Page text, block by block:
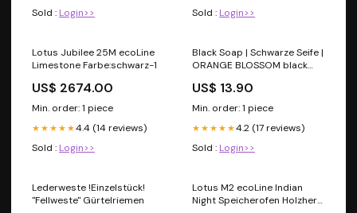
Sold : Login>>
Sold : Login>>
Lotus Jubilee 25M ecoLine
Limestone Farbe:schwarz-1
US$ 2674.00
Min. order: 1 piece
★★★★★4.4 (14 reviews)
Sold : Login>>
Black Soap | Schwarze Seife |
ORANGE BLOSSOM black
US$ 13.90
Min. order: 1 piece
★★★★★4.2 (17 reviews)
Sold : Login>>
Lederweste !Einzelstück!
"Fellweste" Gürtelriemen
Lotus M2 ecoLine Indian
Night Speicherofen Holzherd